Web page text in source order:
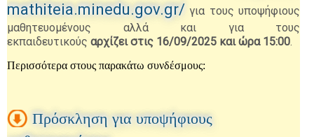
mathiteia.minedu.gov.gr/ για τους υποψήφιους
μαθητευομένους αλλά και για τους
εκπαιδευτικούς αρχίζει στις 16/09/2025 και ώρα 15:00.
Περισσότερα στους παρακάτω συνδέσμους:
Πρόσκληση για υποψήφιους